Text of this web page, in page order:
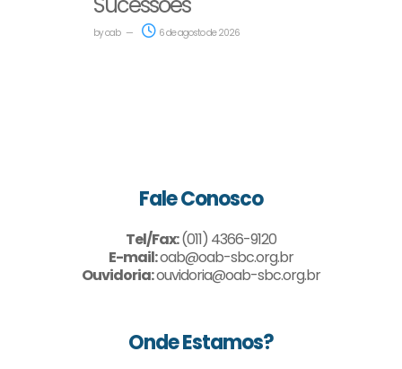
byoab 6 de agosto de 2026
Fale Conosco
Tel/Fax:(011) 4366-9120
E-mail:oab@oab-sbc.org.br
Ouvidoria:ouvidoria@oab-sbc.org.br
Onde Estamos?